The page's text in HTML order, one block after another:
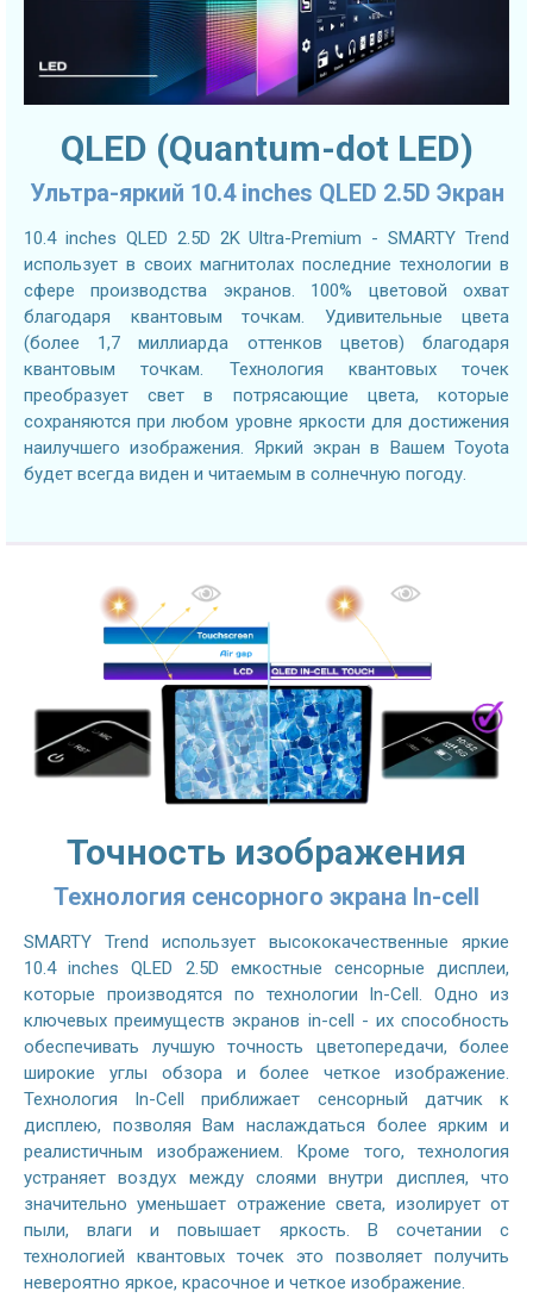
QLED (Quantum-dot LED)
Ультра-яркий 10.4 inches QLED 2.5D Экран
10.4 inches QLED 2.5D 2K Ultra-Premium - SMARTY Trend
использует в своих магнитолах последние технологии в
сфере производства экранов. 100% цветовой охват
благодаря квантовым точкам. Удивительные цвета
(более 1,7 миллиарда оттенков цветов) благодаря
квантовым точкам. Технология квантовых точек
преобразует свет в потрясающие цвета, которые
сохраняются при любом уровне яркости для достижения
наилучшего изображения. Яркий экран в Вашем Toyota
будет всегда виден и читаемым в солнечную погоду.
Точность изображения
Технология сенсорного экрана In-cell
SMARTY Trend использует высококачественные яркие
10.4 inches QLED 2.5D емкостные сенсорные дисплеи,
которые производятся по технологии In-Cell. Одно из
ключевых преимуществ экранов in-cell - их способность
обеспечивать лучшую точность цветопередачи, более
широкие углы обзора и более четкое изображение.
Технология In-Cell приближает сенсорный датчик к
дисплею, позволяя Вам наслаждаться более ярким и
реалистичным изображением. Кроме того, технология
устраняет воздух между слоями внутри дисплея, что
значительно уменьшает отражение света, изолирует от
пыли, влаги и повышает яркость. В сочетании с
технологией квантовых точек это позволяет получить
невероятно яркое, красочное и четкое изображение.